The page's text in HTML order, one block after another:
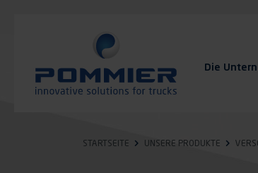
Die
STARTSEITE UNSERE PRODUKTE